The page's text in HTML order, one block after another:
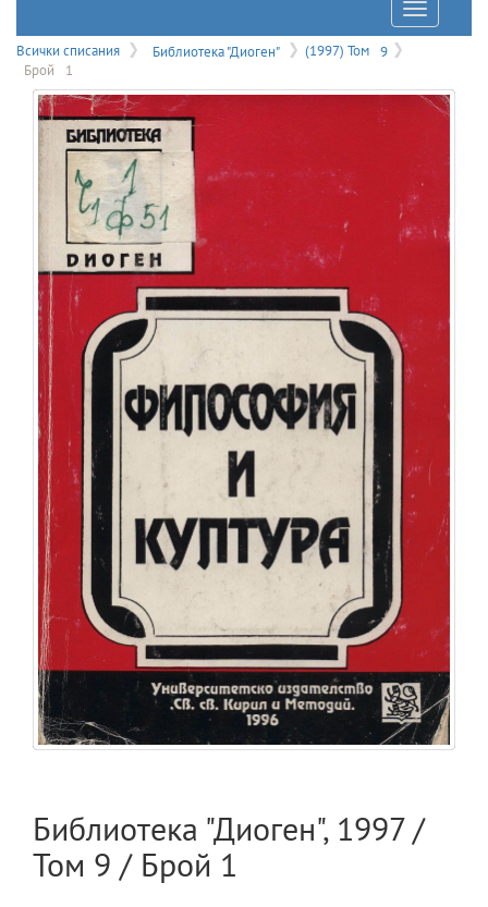
Отваряне
на
Всички списания Библиотека "Диоген" (1997) Том
9
Брой
1
Библиотека "Диоген", 1997/
Том 9 / Брой 1